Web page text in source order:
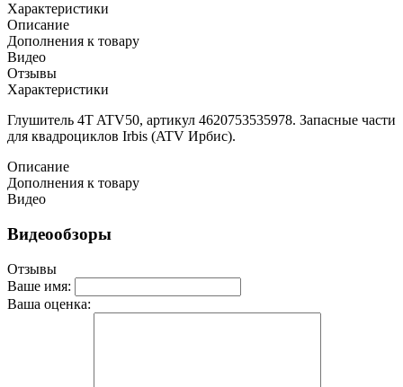
Характеристики
Описание
Дополнения к товару
Видео
Отзывы
Характеристики
Глушитель 4T ATV50, артикул 4620753535978. Запасные части
для квадроциклов Irbis (ATV Ирбис).
Описание
Дополнения к товару
Видео
Видеообзоры
Отзывы
Ваше имя:
Ваша оценка: